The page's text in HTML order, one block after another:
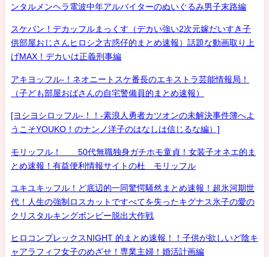
ンタルメンヘラ電波中年アルバイターのぬいぐるみ男子末路編
スケバン！デカッフルまっくす（デカい強い2次元嫁だいすき子
供部屋おじさんヒロシ之古惑仔的まとめ速報）話題な動画取り上
げMAX！デカいは正義刑事編
アキヨッフル-！ネオニートスケ番長のエキストラ芸能情報局！
（子ども部屋おばさんの自宅警備員的まとめ速報）
[ヨシヨシロッフル-！！-素浪人勇者カツオンの未解決事件簿へよ
うこそYOUKO！のナンノ洋子のはなしは信じるな編）]
モリッフル！ 50代無職独身ガチホモ童貞！女装子オネエ的ま
とめ速報！有益便利情報サイトの杜 モリッフル
ユキユキッフル！ど底辺的一同驚愕騒然まとめ速報！超氷河期世
代！人生の強制ロスカットですべてを失ったキグナス氷子の愛の
クリスタルキングボンビー脱出大作戦
ヒロコンプレックスNIGHT 的まとめ速報！！子供が欲しいど陰キ
ャアラフィフ女子のめざせ！専業主婦！婚活計画編